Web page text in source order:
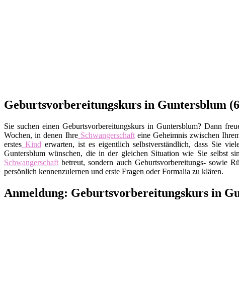
Geburtsvorbereitungskurs in Guntersblum
Sie suchen einen Geburtsvorbereitungskurs in Guntersblum? Dann
Wochen, in denen IhreSchwangerschafteine Geheimnis zwischen
erstes Kind erwarten, ist es eigentlich selbstverständlich, dass Sie
Guntersblum wünschen, die in der gleichen Situation wie Sie selbst
Schwangerschaft betreut, sondern auch Geburtsvorbereitungs- sowie
persönlich kennenzulernen und erste Fragen oder Formalia zu klären.
Anmeldung: Geburtsvorbereitungskurs in